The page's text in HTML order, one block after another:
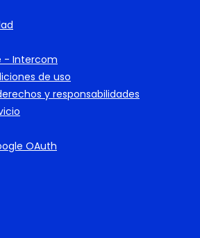
- Intercom
de uso
y responsabilidades
OAuth